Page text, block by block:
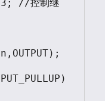
//控制继